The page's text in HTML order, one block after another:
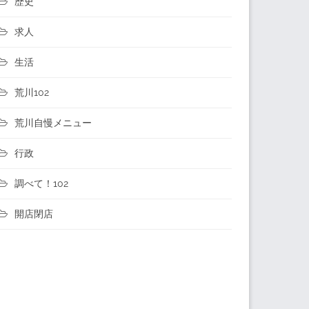
求人
生活
荒川102
荒川自慢メニュー
行政
調べて！102
開店閉店